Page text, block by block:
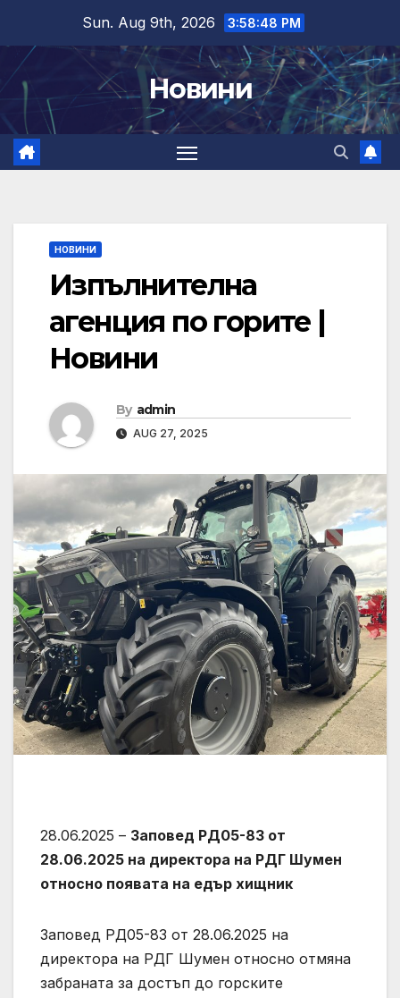
content
Sun. Aug 9th, 2026 3:58:49 PM
Новини
НОВИНИ
Изпълнителна
агенция по горите |
Новини
By admin
AUG 27, 2025
28.06.2025 – Заповед РД05-83 от
28.06.2025 на директора на РДГ Шумен
относно появата на едър хищник
Заповед РД05-83 от 28.06.2025 на
директора на РДГ Шумен относно отмяна
забраната за достъп до горските